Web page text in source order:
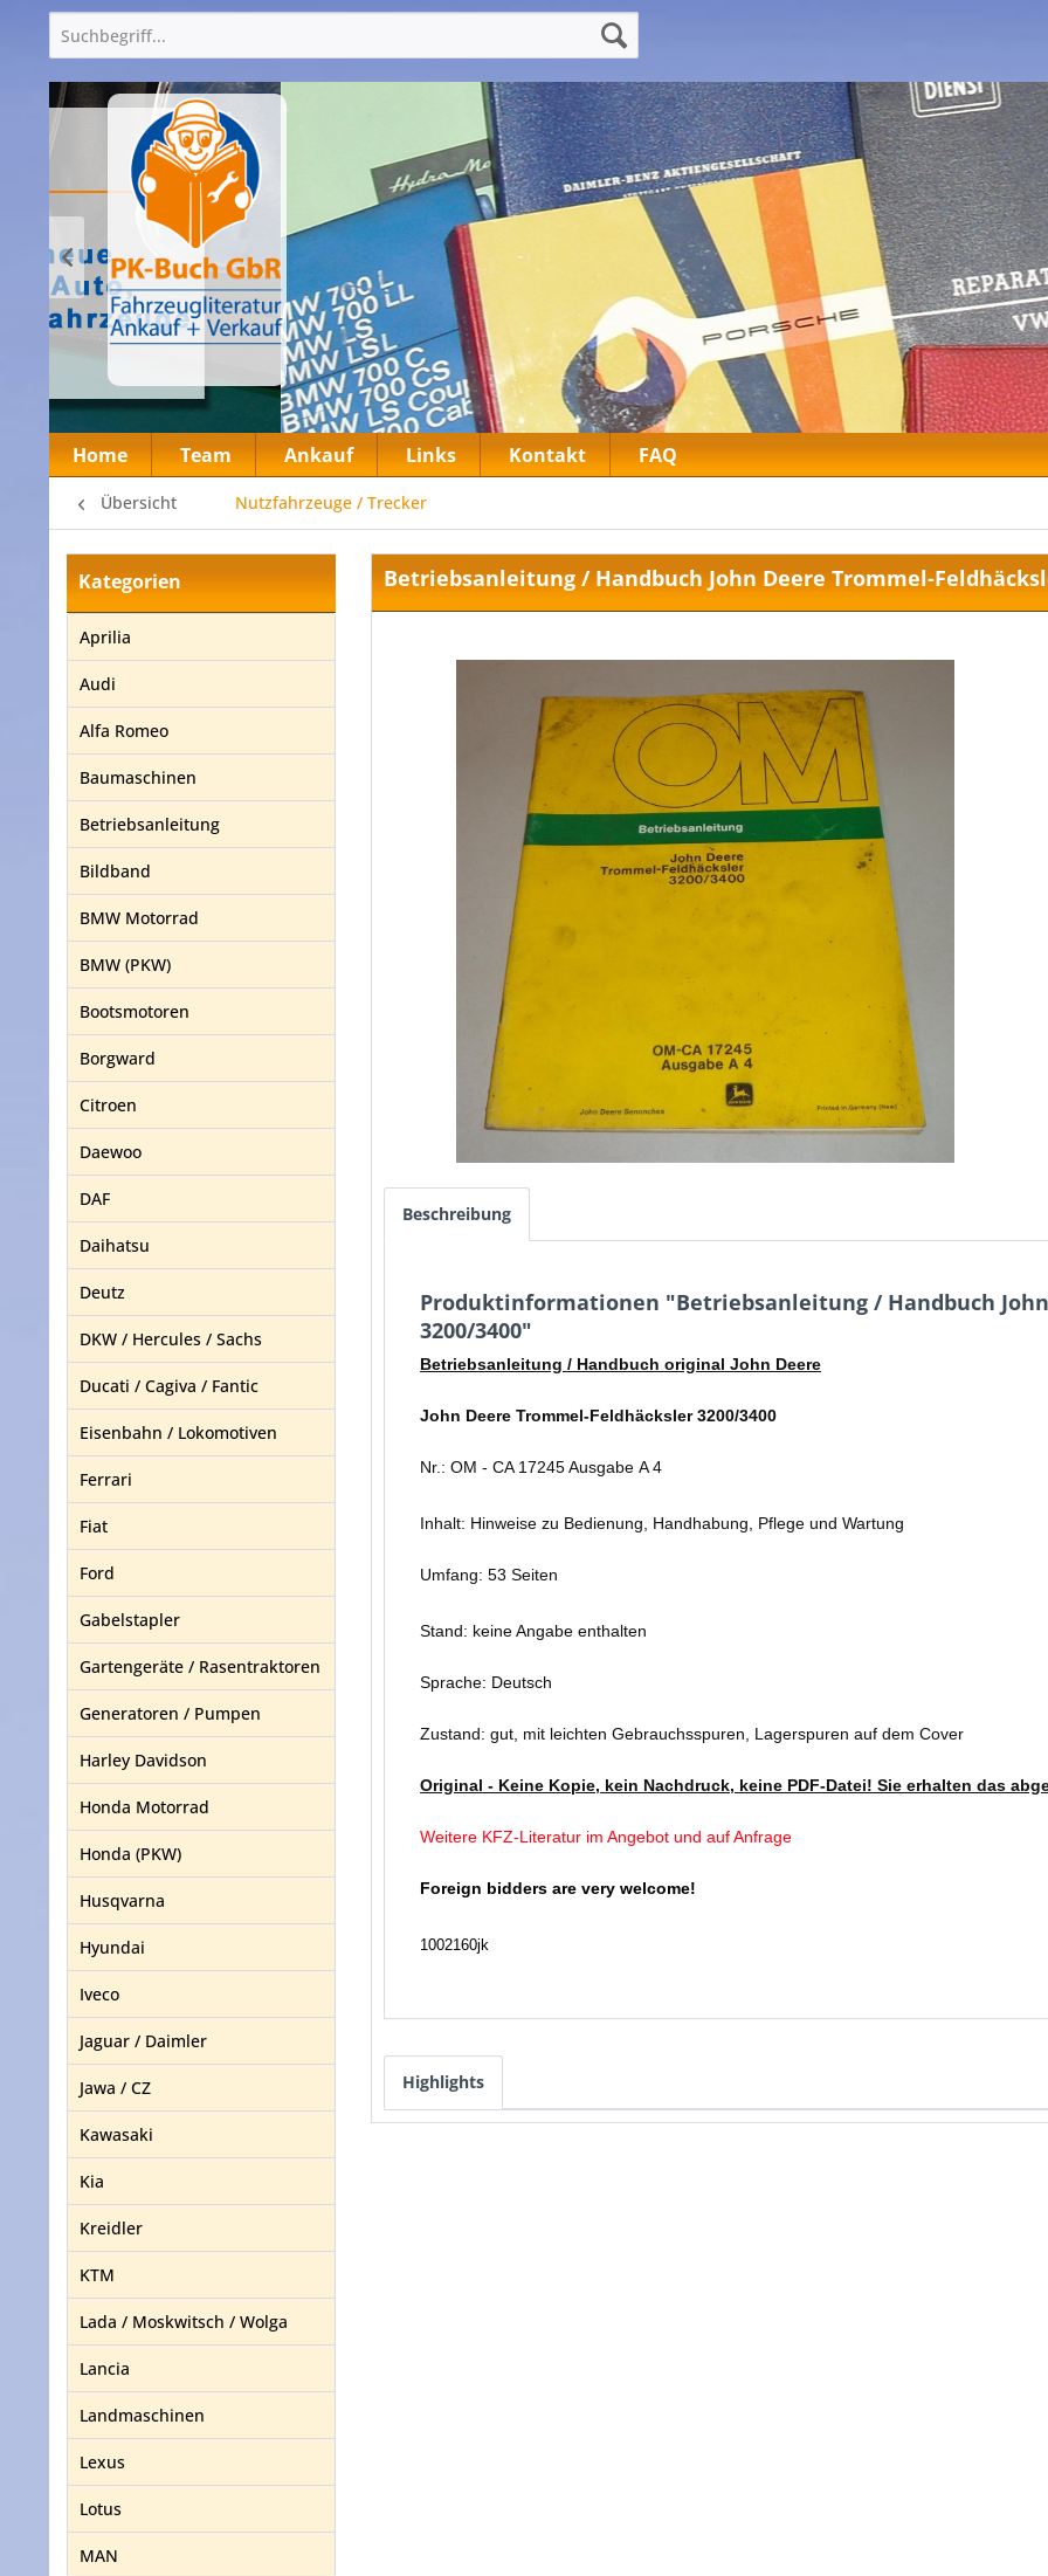
Home Team Ankauf Links Kontakt FAQ
Übersicht Nutzfahrzeuge / Trecker
Kategorien
Aprilia
Audi
Alfa Romeo
Baumaschinen
Betriebsanleitung
Bildband
BMW Motorrad
BMW (PKW)
Bootsmotoren
Borgward
Citroen
Daewoo
DAF
Daihatsu
Deutz
DKW / Hercules / Sachs
Ducati / Cagiva / Fantic
Eisenbahn / Lokomotiven
Ferrari
Fiat
Ford
Gabelstapler
Gartengeräte / Rasentraktoren
Generatoren / Pumpen
Harley Davidson
Honda Motorrad
Honda (PKW)
Husqvarna
Hyundai
Iveco
Jaguar / Daimler
Jawa / CZ
Kawasaki
Kia
Kreidler
KTM
Lada / Moskwitsch / Wolga
Lancia
Landmaschinen
Lexus
Lotus
MAN
Betriebsanleitung / Handbuch John Deere Trommel-
Beschreibung
Produktinformationen "Betriebsanleitung / Handbuch
3200/3400"
Betriebsanleitung / Handbuch original John Deere
John Deere Trommel-Feldhäcksler 3200/3400
Nr.: OM - CA 17245 Ausgabe A 4
Inhalt: Hinweise zu Bedienung, Handhabung, Pflege und Wartung
Umfang: 53 Seiten
Stand: keine Angabe enthalten
Sprache: Deutsch
Zustand: gut, mit leichten Gebrauchsspuren, Lagerspuren auf dem Cover
Original - Keine Kopie, kein Nachdruck, keine PDF-Datei! Sie erhalten das
Weitere KFZ-Literatur im Angebot und auf Anfrage
Foreign bidders are very welcome!
1002160jk
Highlights